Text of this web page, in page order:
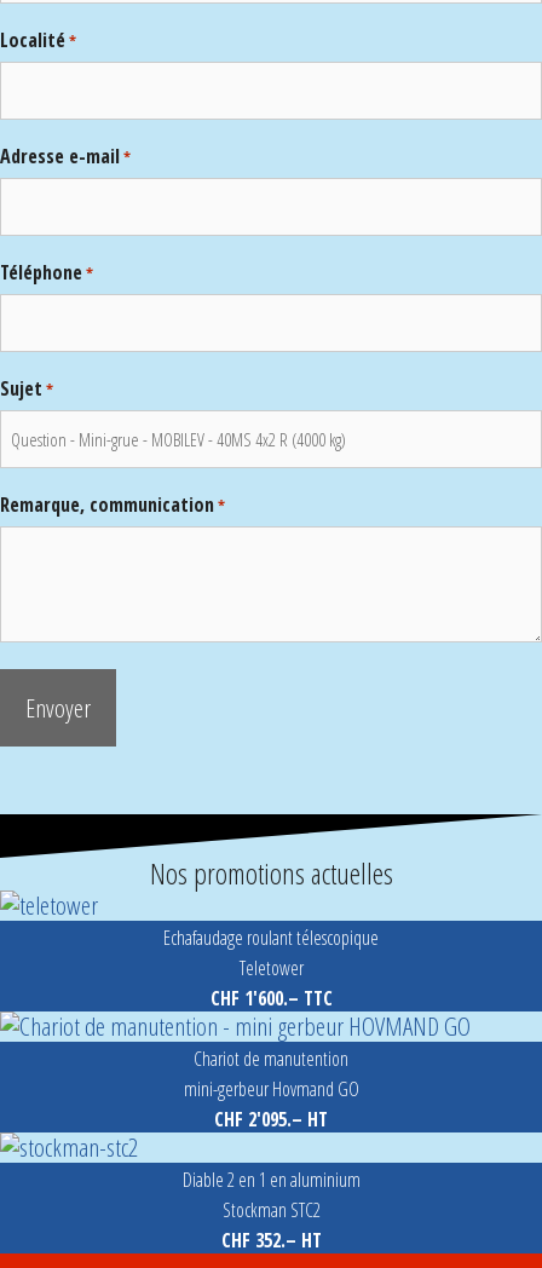
Localité*
Adresse e-mail*
Téléphone*
Sujet *
Remarque, communication*
Nos promotions actuelles
Echafaudage roulant télescopique
Teletower
CHF 1'600.– TTC
Chariot de manutention
mini-gerbeur Hovmand GO
CHF 2'095.– HT
Diable 2 en 1 en aluminium
Stockman STC2
CHF 352.– HT